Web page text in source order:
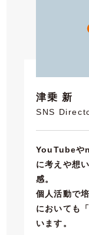
津乗 新
SNS
YouTubeや
に考えや想
感。
個人活動で
においても
います。